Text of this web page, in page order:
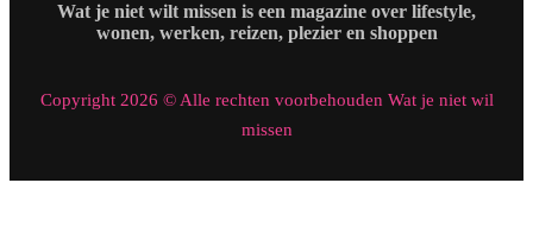
Wat je niet wilt missen is een magazine over lifestyle,
wonen, werken, reizen, plezier en shoppen
Copyright 2026 © Alle rechten voorbehouden Wat je niet wil
missen